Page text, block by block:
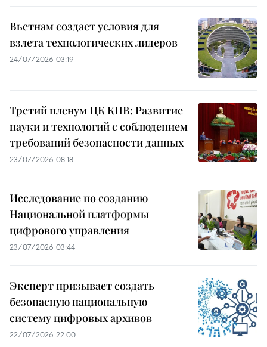
Вьетнам создает условия для
взлета технологических лидеров
24/07/2026 03:19
Третий пленум ЦК КПВ: Развитие
науки и технологий с соблюдением
требований безопасности данных
23/07/2026 08:18
Исследование по созданию
Национальной платформы
цифрового управления
23/07/2026 03:44
Эксперт призывает создать
безопасную национальную
систему цифровых архивов
22/07/2026 22:00